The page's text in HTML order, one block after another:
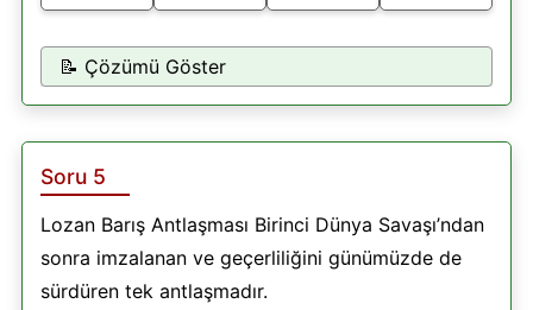
📝 Çözümü Göster
Soru 5
Lozan Barış Antlaşması Birinci Dünya Savaşı’ndan
sonra imzalanan ve geçerliliğini günümüzde de
sürdüren tek antlaşmadır.